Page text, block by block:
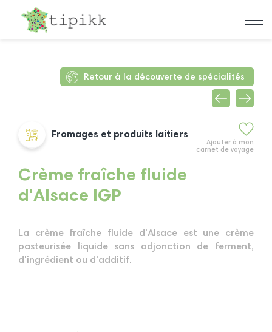
Retour à la découverte de spécialités
Ajouter à mon
carnet de voyage
Fromages et produits laitiers
Crème fraîche fluide
d'Alsace IGP
La crème fraîche fluide d'Alsace est une crème
pasteurisée liquide sans adjonction de ferment,
d'ingrédient ou d'additif.